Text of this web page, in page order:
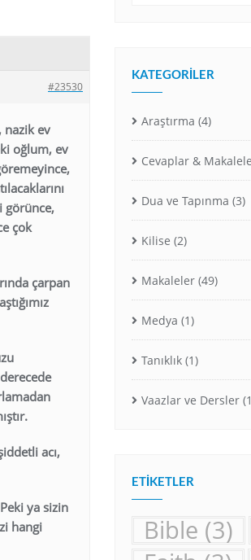
#23530
nazik ev
oğlum, ev
görünce,
çok
çarpan
acı,
ya sizin
hangi
KATEGORILER
Araştırma (4)
Cevaplar &
Dua ve Tapınma (3)
Kilise (2)
Makaleler (49)
Medya (1)
Tanıklık (1)
Vaazlar ve Dersler
ETIKETLER
Bible (3)